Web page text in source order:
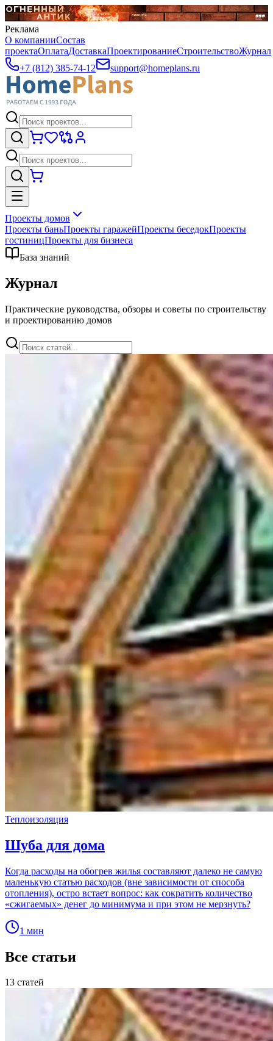
Реклама
О компанииСостав
проектаОплатаДоставкаПроектированиеСтроительствоЖурнал
+7 (812) 385-74-12
support@homeplans.ru
Проекты домов
Проекты баньПроекты гаражейПроекты беседокПроекты
гостиницПроекты для бизнеса
База знаний
Журнал
Практические руководства, обзоры и советы по строительству
и проектированию домов
Теплоизоляция
Шуба для дома
Когда расходы на обогрев жилья составляют далеко не самую
маленькую статью расходов (вне зависимости от способа
отопления), остро встает вопрос: как сократить количество
«сжигаемых» денег до минимума и при этом не мерзнуть?
1 мин
Все статьи
13 статей